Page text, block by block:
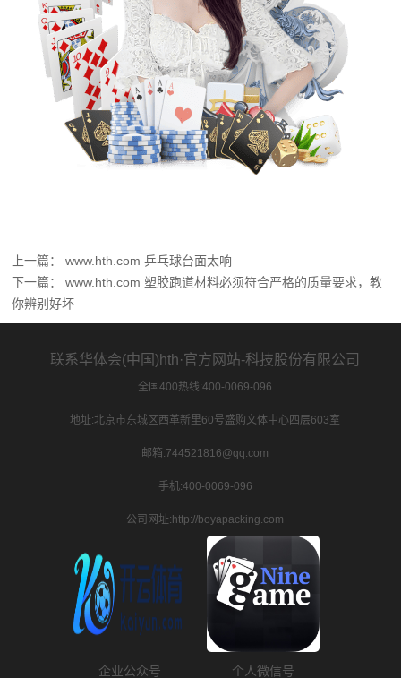
上一篇：www.hth.com 乒乓球台面太响
下一篇：www.hth.com 塑胶跑道材料必须符合严格的质量要求，教
你辨别好坏
联系华体会(中国)hth·官方网站-科技股份有限公司
全国400热线:400-0069-096
地址:北京市东城区西革新里60号盛购文体中心四层603室
邮箱:744521816@qq.com
手机:400-0069-096
公司网址:http://boyapacking.com
企业公众号 个人微信号